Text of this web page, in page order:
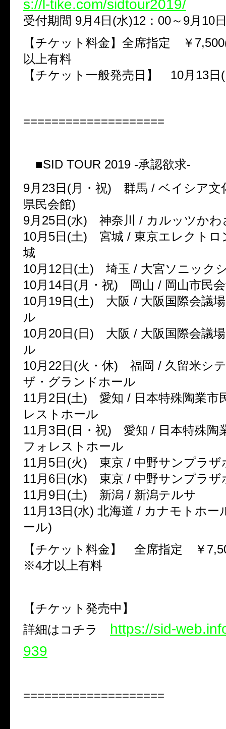
s://l-tike.com/sidtour2019/
受付期間 9月4日(水)12：00～9月10
【チケット料金】全席指定 ￥
以上有料
【チケット一般発売日】 10月13日
====================
■SID TOUR 2019 -承認欲求-
9月23日(月・祝) 群馬 / ベイシア文
県民会館)
9月25日(水) 神奈川 / カルッツか
10月5日(土) 宮城 / 東京エレクトロ
城
10月12日(土) 埼玉 / 大宮ソニッ
10月14日(月・祝) 岡山 / 岡山市
10月19日(土) 大阪 / 大阪国際会議
ル
10月20日(日) 大阪 / 大阪国際会議
ル
10月22日(火・休) 福岡 / 久留米シ
ザ・グランドホール
11月2日(土) 愛知 / 日本特殊陶業
レストホール
11月3日(日・祝) 愛知 / 日本特殊
フォレストホール
11月5日(火) 東京 / 中野サンプラ
11月6日(水) 東京 / 中野サンプラ
11月9日(土) 新潟 / 新潟テルサ
11月13日(水) 北海道 / カナモトホー
ール)
【チケット料金】 全席指定 ￥
※4才以上有料
【チケット発売中】
詳細はコチラ https://sid-
939
====================